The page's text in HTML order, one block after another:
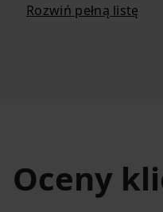
Rozwiń pełną listę
Oceny